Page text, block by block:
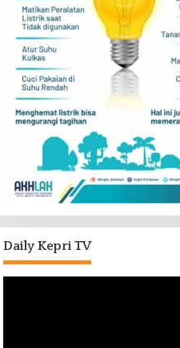
Daily Kepri TV